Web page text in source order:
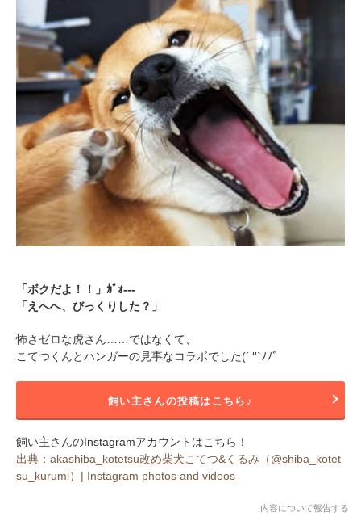
「ボクだよ！！」ｶﾞｫ---
「えへへ、びっくりした？」
怖さゼロな虎さん……ではなくて、
こてつくんとハンガーの見事なコラボでした(´꒳`ﾉﾉﾞ
飼い主さんの投稿はこちら♪
飼い主さんのInstagramアカウントはこちら！
出典：akashiba_kotetsu改め柴犬こてつ&くるみ（@shiba_kotet
su_kurumi）| Instagram photos and videos
内容について報告する
閉じる
pecodogs
pecocats
PECOアプリをダウンロード済みの方
アプリで開く